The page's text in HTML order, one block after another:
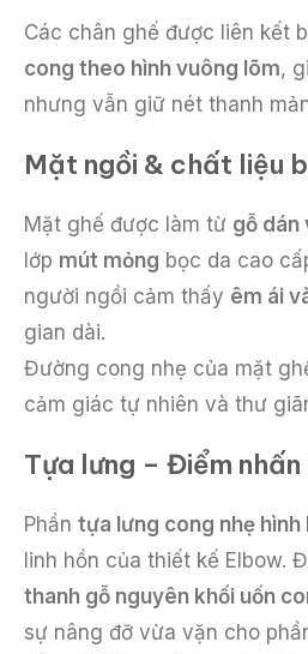
Các chân ghế được liên kết
cong theo hình vuông lõm,
nhưng vẫn giữ nét thanh
Mặt ngồi & chất liệu
Mặt ghế được làm từ gỗ dán
lớp mút mỏng bọc da cao
người ngồi cảm thấy êm ái
gian dài.
Đường cong nhẹ của mặt
cảm giác tự nhiên và thư
Tựa lưng – Điểm
Phần tựa lưng cong nhẹ hình
linh hồn của thiết kế Elbow.
thanh gỗ nguyên khối uốn
sự nâng đỡ vừa vặn cho